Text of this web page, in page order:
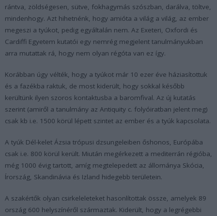
rántva, zöldségesen, sütve, fokhagymás szószban, darálva, töltve,
mindenhogy. Azt hihetnénk, hogy amióta a világ a világ, az ember
megeszi a tyúkot, pedig egyáltalán nem. Az Exeteri, Oxfordi és
Cardiffi Egyetem kutatói egy nemrég megjelent tanulmányukban
arra mutattak rá, hogy nem olyan régóta van ez így.
Korábban úgy vélték, hogy a tyúkot már 10 ezer éve háziasítottuk
és a fazékba raktuk, de most kiderült, hogy sokkal később
kerültünk ilyen szoros kontaktusba a baromfival. Az új kutatás
szerint (amiről a tanulmány az Antiquity c. folyóiratban jelent meg)
csak kb i.e. 1500 körül lépett szintet az ember és a tyúk kapcsolata.
A tyúk Dél-kelet Ázsia trópusi dzsungeleiben őshonos, Európába
csak i.e. 800 körül került. Miután megérkezett a mediterrán régióba,
még 1000 évig tartott, amíg megtelepedett az állománya Skócia,
Írország, Skandinávia és Izland hidegebb területein.
A szakértők olyan csirkeleleteket hasonlítottak össze, amelyek 89
ország 600 helyszínéről származtak. Kiderült, hogy a legrégebbi